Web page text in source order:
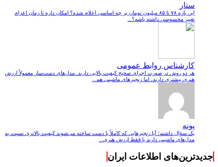
ستار
این بازه ۷۸ تا ۸۵ میلیون تومان بر چه اساسی اعلام شده؟ امکان داره تا زمان اعزام
تغییر محسوسی داشته باشه؟...
کارشناس روابط عمومی
هر دو روش در صورت اجرای صحیح کیفیت بالایی دارند. مدل‌های دست‌ساز معمولاً ارزش
هنری بیشتری دارند، اما زنجیرهای ماشینی هم...
پونه
یک سؤال داشتم؛ آیا زنجیرهایی که کاملاً با دست ساخته می‌شوند کیفیت بالاتری نسبت به
مدل‌های ماشینی دارند یا فقط ارزش هنری...
جدیدترین‌های اطلاعات ایران